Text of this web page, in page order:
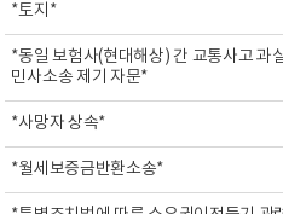
*토지*
*동일 보험사(현대해상) 간 교통사고 과
민사소송 제기 자문*
*사망자 상속*
*월세보증금반환소송*